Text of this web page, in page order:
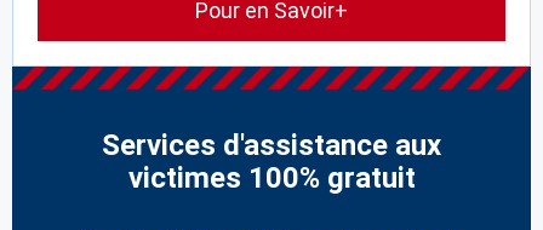
Pour en Savoir+
Services d'assistance aux
victimes 100% gratuit